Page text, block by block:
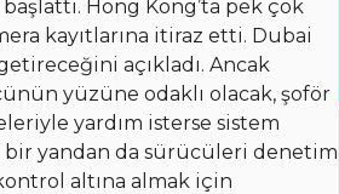
Hong Kong’ta pek çok
kayıtlarına itiraz etti. Dubai
açıkladı. Ancak
yüzüne odaklı olacak, şoför
yardım isterse sistem
yandan da sürücüleri denetim
altına almak için